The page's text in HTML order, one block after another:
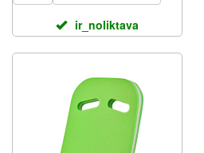
ir_noliktava